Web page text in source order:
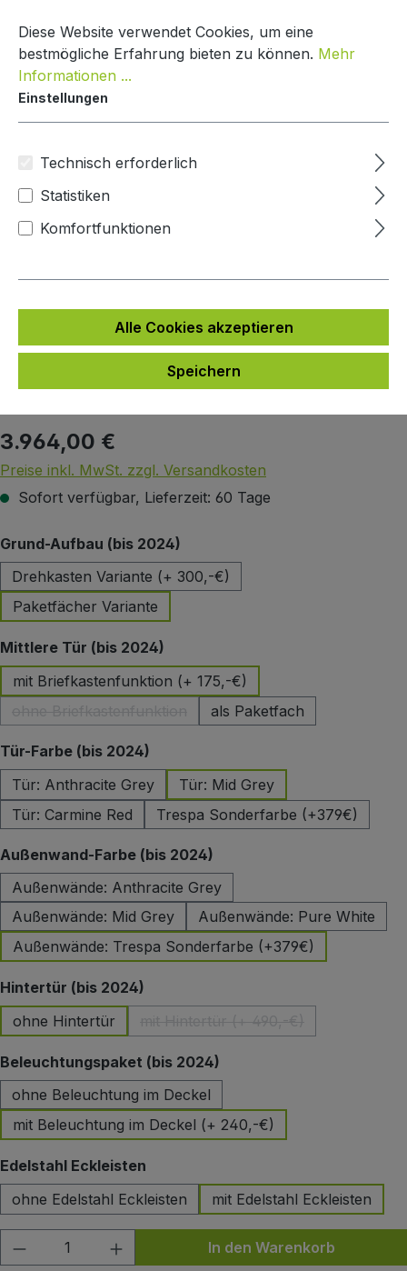
Paketbox Creative Line
Mypaketkasten
Bildergalerie überspringen
Regulärer Preis:
3.964,00 €
Preise inkl. MwSt. zzgl. Versandkosten
Sofort verfügbar, Lieferzeit: 60 Tage
Grund-Aufbau (bis 2024)
Drehkasten Variante (+ 300,-€)
Paketfächer Variante
Mittlere Tür (bis 2024)
mit Briefkastenfunktion (+ 175,-€)
(Diese Option ist zurzeit nicht verfügbar.)
als Paketfach
Tür-Farbe (bis 2024)
Tür: Anthracite Grey
Tür: Mid Grey
Tür: Carmine Red
Trespa Sonderfarbe (+379€)
Außenwand-Farbe (bis 2024)
Außenwände: Anthracite Grey
Außenwände: Mid Grey
Außenwände: Pure White
Außenwände: Trespa Sonderfarbe (+379€)
Hintertür (bis 2024)
ohne Hintertür
Beleuchtungspaket (bis 2024)
ohne Beleuchtung im Deckel
mit Beleuchtung im Deckel (+ 240,-€)
Edelstahl Eckleisten
ohne Edelstahl Eckleisten
mit Edelstahl Eckleisten
Produkt Anzahl: Gib den gewünschten
In den Warenkorb
Diese Website verwendet Cookies, um eine
bestmögliche Erfahrung bieten zu können. Mehr
Informationen ...
Einstellungen
Technisch erforderlich
Statistiken
Komfortfunktionen
Alle Cookies akzeptieren
Speichern